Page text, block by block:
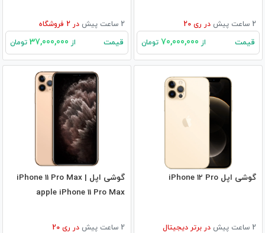
2 ساعت پیش در ری 20
قیمت از تومان
2 ساعت پیش در فروشگاه
قیمت از تومان
گوشی اپل iPhone 12 Pro
2 ساعت پیش در برتر دیجیتال
گوشی اپل iPhone 11 Pro Max |
apple iPhone 11 Pro Max
2 ساعت پیش در ری 20